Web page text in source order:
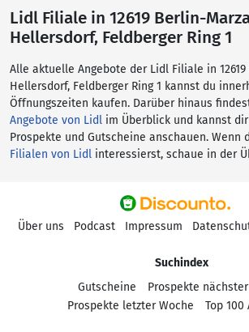
Lidl Filiale in 12619 Berlin-
Hellersdorf, Feldberger Ring 1
Alle aktuelle Angebote der Lidl Filiale in
Hellersdorf, Feldberger Ring 1 kannst du
Öffnungszeiten kaufen. Darüber hinaus
Angebote von Lidl im Überblick und kannst
Prospekte und Gutscheine anschauen. Wenn
Filialen von Lidl interessierst, schaue in der
Über uns Podcast Impressum
Suchindex
Gutscheine
Prospekte
Prospekte letzter Woche
Top 100